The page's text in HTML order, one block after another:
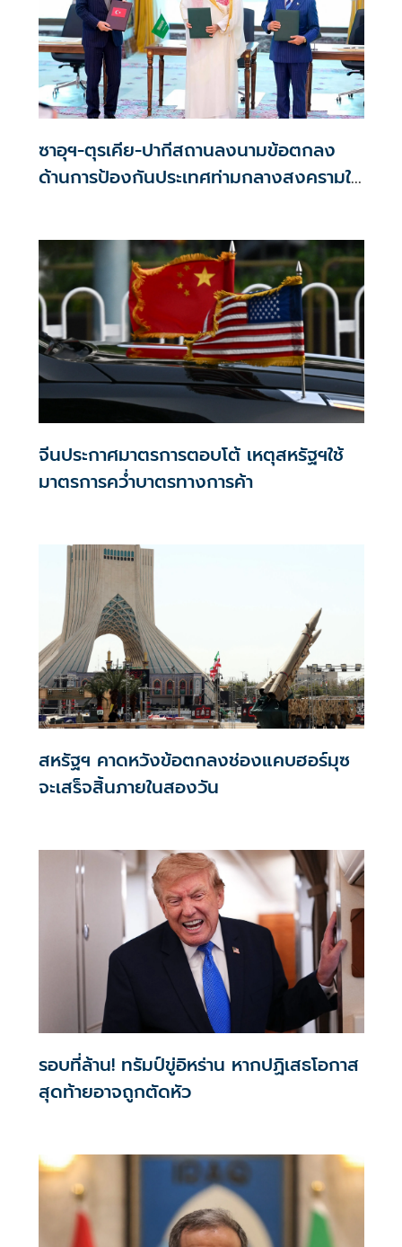
ซาอุฯ-ตุรเคีย-ปากีสถานลงนามข้อตกลง
ด้านการป้องกันประเทศท่ามกลางสงครามใน
จีนประกาศมาตรการตอบโต้ เหตุสหรัฐฯใช้
มาตรการคว่ำบาตรทางการค้า
สหรัฐฯ คาดหวังข้อตกลงช่องแคบฮอร์มุซ
จะเสร็จสิ้นภายในสองวัน
รอบที่ล้าน! ทรัมป์ขู่อิหร่าน หากปฏิเสธโอกาส
สุดท้ายอาจถูกตัดหัว